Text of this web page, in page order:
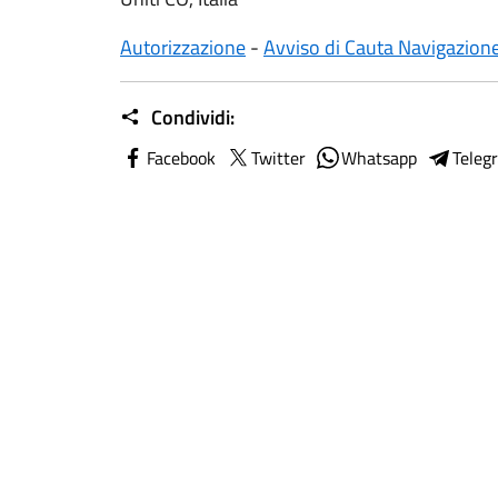
Autorizzazione-Avviso di Cauta
Condividi:
Facebook Twitter Whatsapp